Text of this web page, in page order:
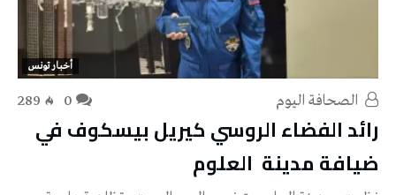
أخبار تونس
289
رائد الفضاء الروسي كيريل بيسكوف في
ضيافة مدينة العلوم